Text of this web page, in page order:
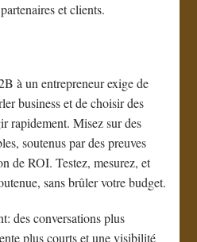
et clients.
à un entrepreneur exige de
business et de choisir des
rapidement. Misez sur des
soutenus par des preuves
de ROI. Testez, mesurez, et
sans brûler votre budget.
des conversations plus
plus courts et une visibilité